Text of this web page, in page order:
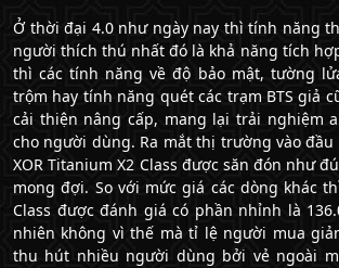
Ở thời đại 4.0 như ngày nay thì tính năng
người thích thú nhất đó là khả năng tích
thì các tính năng về độ bảo mật, tường
trộm hay tính năng quét các trạm BTS giả
cải thiện nâng cấp, mang lại trải nghiệm
cho người dùng. Ra mắt thị trường vào đầu
XOR Titanium X2 Class được săn đón như
mong đợi. So với mức giá các dòng khác
Class được đánh giá có phần nhỉnh là
nhiên không vì thế mà tỉ lệ người mua
thu hút nhiều người dùng bởi vẻ ngoài